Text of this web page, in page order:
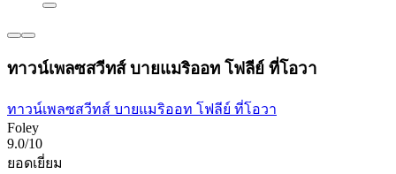
ทาวน์เพลซสวีทส์ บายแมริออท โฟลีย์ ที่โอวา
ทาวน์เพลซสวีทส์ บายแมริออท โฟลีย์ ที่โอวา
Foley
9.0/10
ยอดเยี่ยม